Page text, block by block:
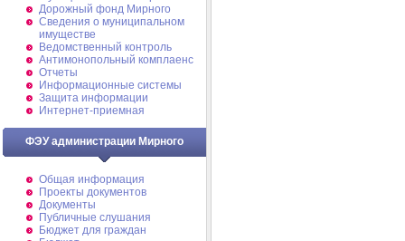
Дорожный фонд Мирного
Cведения о муниципальном
имуществе
Ведомственный контроль
Антимонопольный комплаенс
Отчеты
Информационные системы
Защита информации
Интернет-приемная
ФЭУ администрации Мирного
Общая информация
Проекты документов
Документы
Публичные слушания
Бюджет для граждан